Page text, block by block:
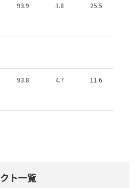
93.9 3.8 25.5
93.8 4.7 11.6
ト一覧